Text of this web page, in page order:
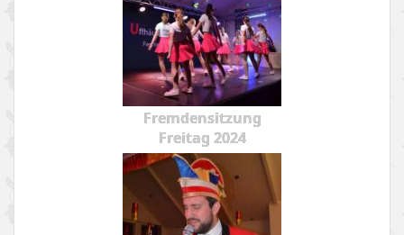
Fremdensitzung
Freitag 2024